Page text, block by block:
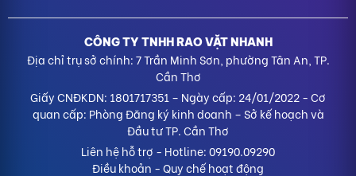
CÔNG TY TNHH RAO VẶT NHANH
Địa chỉ trụ sở chính: 7 Trần Minh Sơn, phường Tân An, TP.
Cần Thơ
Giấy CNĐKDN: 1801717351 – Ngày cấp: 24/01/2022 - Cơ
quan cấp: Phòng Đăng ký kinh doanh – Sở kế hoạch và
Đầu tư TP. Cần Thơ
Liên hệ hỗ trợ - Hotline:09190.09290
Điều khoản -Quy chế hoạt động